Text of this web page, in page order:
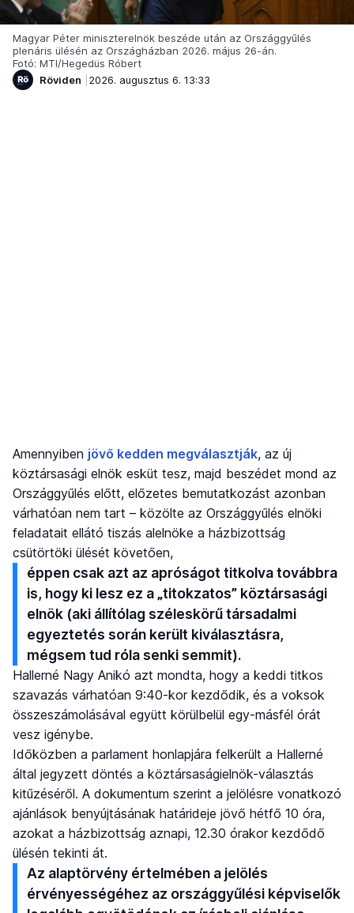
Magyar Péter miniszterelnök beszéde után az Országgyűlés
plenáris ülésén az Országházban 2026. május 26-án.
Fotó: MTI/Hegedüs Róbert
Röviden
2026. augusztus 6. 13:33
Amennyiben jövő kedden megválasztják, az új
köztársasági elnök esküt tesz, majd beszédet mond az
Országgyűlés előtt, előzetes bemutatkozást azonban
várhatóan nem tart – közölte az Országgyűlés elnöki
feladatait ellátó tiszás alelnöke a házbizottság
csütörtöki ülését követően,
éppen csak azt az apróságot titkolva továbbra
is, hogy ki lesz ez a „titokzatos” köztársasági
elnök (aki állítólag széleskörű társadalmi
egyeztetés során került kiválasztásra,
mégsem tud róla senki semmit).
Hallerné Nagy Anikó azt mondta, hogy a keddi titkos
szavazás várhatóan 9:40-kor kezdődik, és a voksok
összeszámolásával együtt körülbelül egy-másfél órát
vesz igénybe.
Időközben a parlament honlapjára felkerült a Hallerné
által jegyzett döntés a köztársaságielnök-választás
kitűzéséről. A dokumentum szerint a jelölésre vonatkozó
ajánlások benyújtásának határideje jövő hétfő 10 óra,
azokat a házbizottság aznapi, 12.30 órakor kezdődő
ülésén tekinti át.
Az alaptörvény értelmében a jelölés
érvényességéhez az országgyűlési képviselők